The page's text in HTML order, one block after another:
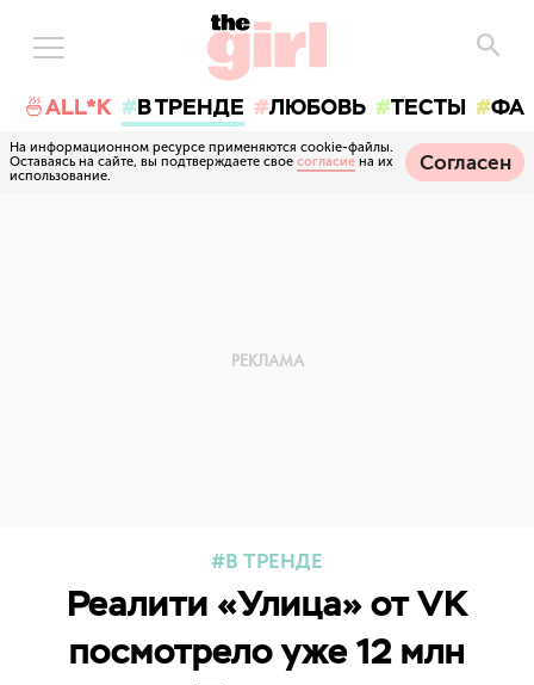
🍜ALL*K В ТРЕНДЕ ЛЮБОВЬ ТЕСТЫ
На информационном ресурсе применяются cookie-файлы.
Оставаясь на сайте, вы подтверждаете свое согласие на их
использование.
Согласен
В ТРЕНДЕ
Реалити «Улица» от VK
посмотрело уже 12 млн